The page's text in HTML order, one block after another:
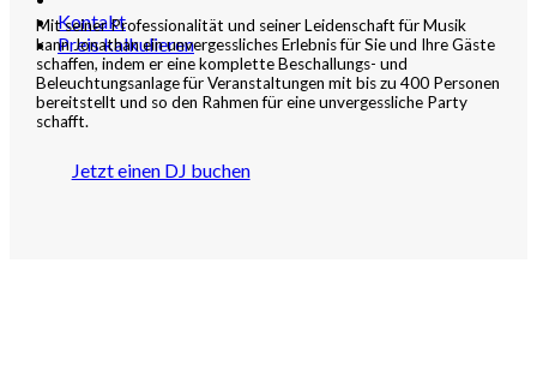
Kontakt
Preis kalkulieren
Mit seiner Professionalität und seiner Leidenschaft für Musik
kann Jonathan ein unvergessliches Erlebnis für Sie und Ihre Gäste
schaffen, indem er eine komplette Beschallungs- und
Beleuchtungsanlage für Veranstaltungen mit bis zu 400 Personen
bereitstellt und so den Rahmen für eine unvergessliche Party
schafft.
Jetzt einen DJ buchen